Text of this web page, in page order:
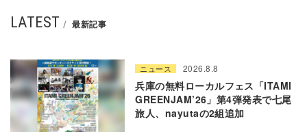
LATEST 最新記事
ニュース 2026.8.8
兵庫の無料ローカルフェス「ITAMI
GREENJAM’26」第4弾発表で七尾
旅人、nayutaの2組追加